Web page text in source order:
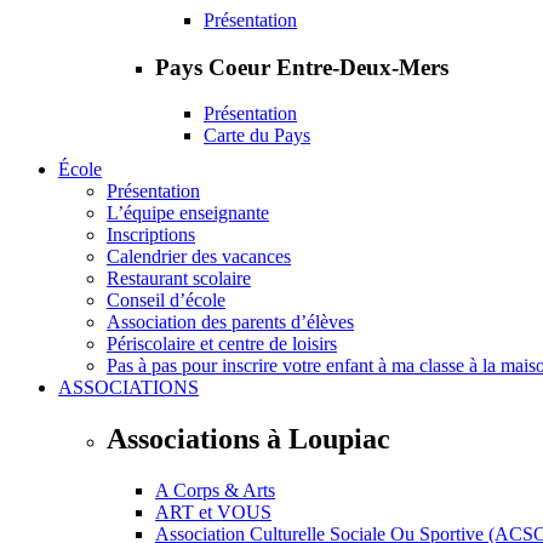
Présentation
Pays Coeur Entre-Deux-Mers
Présentation
Carte du Pays
École
Présentation
L’équipe enseignante
Inscriptions
Calendrier des vacances
Restaurant scolaire
Conseil d’école
Association des parents d’élèves
Périscolaire et centre de loisirs
Pas à pas pour inscrire votre enfant à ma classe à la
ASSOCIATIONS
Associations à Loupiac
A Corps & Arts
ART et VOUS
Association Culturelle Sociale Ou Sportive